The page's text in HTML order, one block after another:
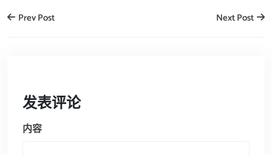
Prev Post Next Post
发表评论
内容